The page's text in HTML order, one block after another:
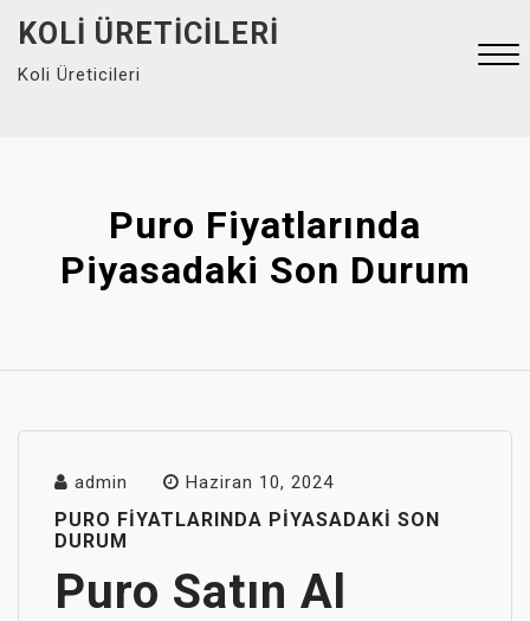
content
KOLI ÜRETICILERI
Koli Üreticileri
Puro Fiyatlarında
Piyasadaki Son Durum
admin Haziran 10, 2024
PURO FIYATLARINDA PIYASADAKI SON
DURUM
Puro Satın Al